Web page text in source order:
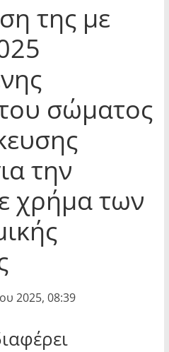
της με
σώματος
την
χρήμα των
2025, 08:39